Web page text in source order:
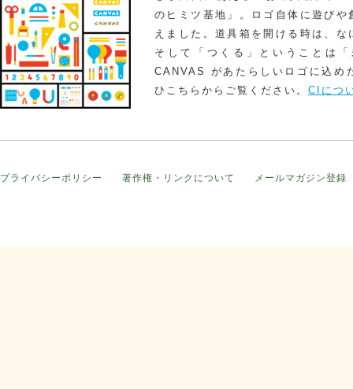
のヒミツ基地」。ロゴ自体に遊び
えました。道具箱を開ける時は、
そして「つくる」ということは
CANVAS があたらしいロゴに込め
ひこちらからご覧ください。 CIにつ
プライバシーポリシー 著作権・リンクについて メールマガジン登録